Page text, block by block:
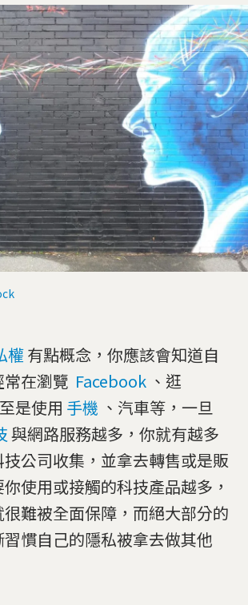
權有點概念，你應該會知道自
在瀏覽 Facebook 、逛
是使用 手機 、汽車等，一旦
與網路服務越多，你就有越多
公司收集，並拿去轉售或是販
使用或接觸的科技產品越多，
難被全面保障，而絕大部分的
慣自己的隱私被拿去做其他